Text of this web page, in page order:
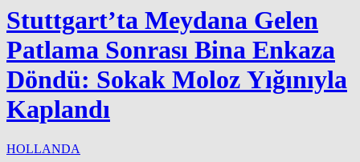
Stuttgart’ta Meydana Gelen
Patlama Sonrası Bina Enkaza
Döndü: Sokak Moloz Yığınıyla
Kaplandı
HOLLANDA